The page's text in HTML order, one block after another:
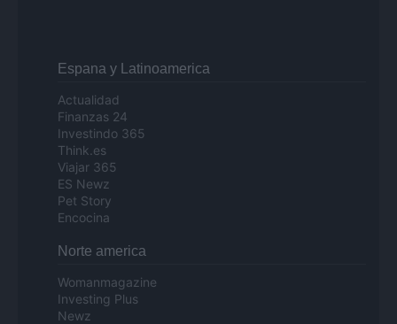
Espana y Latinoamerica
Actualidad
Finanzas 24
Investindo 365
Think.es
Viajar 365
ES Newz
Pet Story
Encocina
Norte america
Womanmagazine
Investing Plus
Newz